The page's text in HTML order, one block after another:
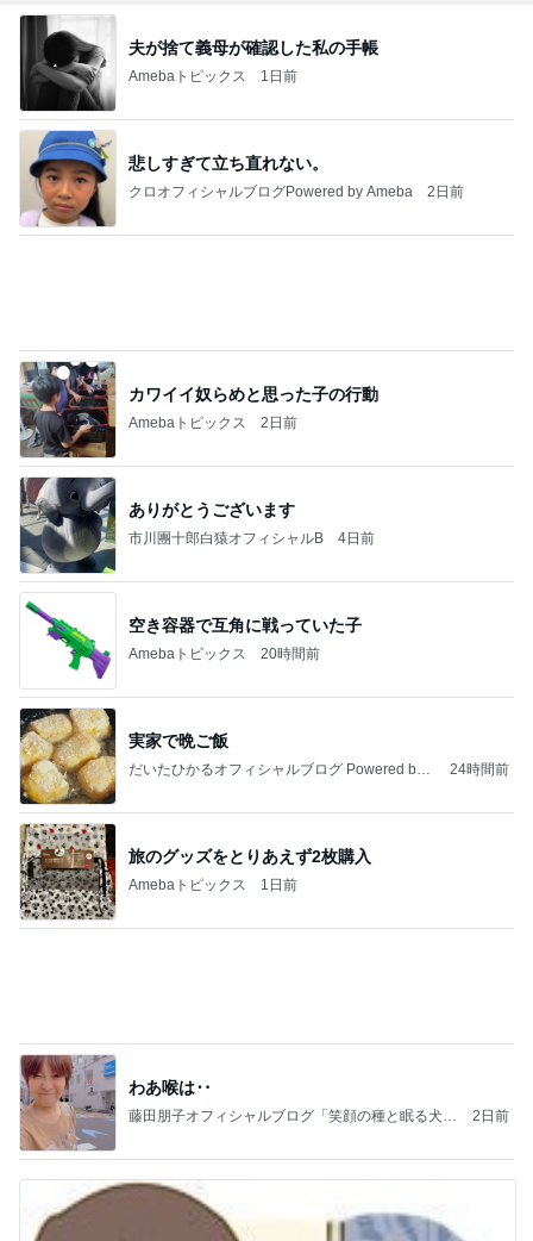
夫が捨て義母が確認した私の手帳
Amebaトピックス 1日前
悲しすぎて立ち直れない。
クロオフィシャルブログPowered by Ameba 2日前
カワイイ奴らめと思った子の行動
Amebaトピックス 2日前
ありがとうございます
市川團十郎白猿オフィシャルB 4日前
空き容器で互角に戦っていた子
Amebaトピックス 20時間前
実家で晩ご飯
だいたひかるオフィシャルブログ Powered by
24時間前
旅のグッズをとりあえず2枚購入
Amebaトピックス 1日前
わあ喉は‥
藤田朋子オフィシャルブログ「笑顔の種と眠る犬」
2日前